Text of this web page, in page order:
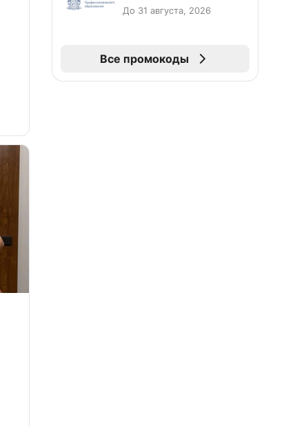
До 31 августа, 2026
Все промокоды